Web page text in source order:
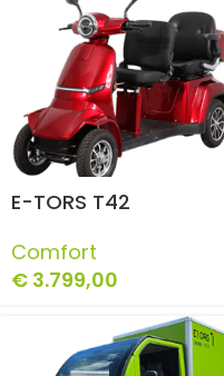
E-TORS T42
Comfort
€ 3.799,00